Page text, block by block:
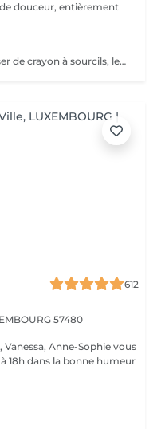
douceur, entièrement
Vous souhaitez ne plus devoir utiliser de crayon à sourcils, le henné est ce qu'il vous faut. Il s'agit d'une teinture végétale qui va colorer la peau pendant 2 semaines et teinter les sourcils pendant au moins 6 semaines. Vous obtiendrez ainsi des sourcils parfaitement redessinés de façon plus durable. Le henné peut également être la solution pour raviver un microblading entre deux retouches, ceci vous permettra de tenir un peu plus longtemps avant de refaire le microblading. ATTENTION: Un rafraîchissement des sourcils est compris dans cette prestation mais pas une restructuration de sourcils.
612
57480
Vanessa, Anne-Sophie vous
18h dans la bonne humeur